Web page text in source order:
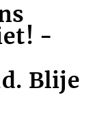
-
Blije